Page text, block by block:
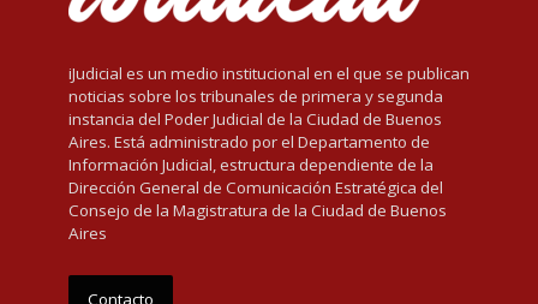
iJudicial es un medio institucional en el que se publican
noticias sobre los tribunales de primera y segunda
instancia del Poder Judicial de la Ciudad de Buenos
Aires. Está administrado por el Departamento de
Información Judicial, estructura dependiente de la
Dirección General de Comunicación Estratégica del
Consejo de la Magistratura de la Ciudad de Buenos
Aires
Contacto